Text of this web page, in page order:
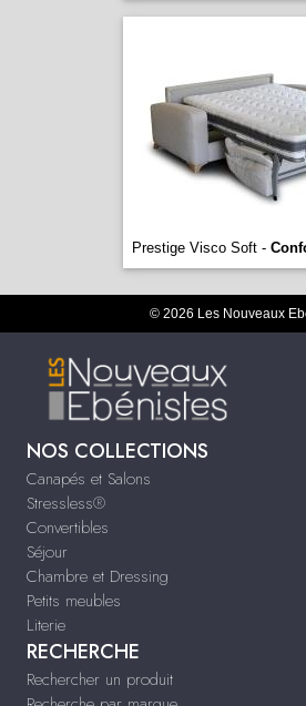
Prestige Visco Soft -
© 2026 Les Nouveaux
NOS COLLECTIONS
Canapés et Salons
Stressless®
Convertibles
Séjour
Chambre et Dressing
Petits meubles
Literie
RECHERCHE
Rechercher un produit